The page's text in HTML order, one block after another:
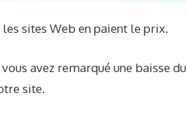
sites Web en paient le prix.
avez remarqué une baisse du
site.